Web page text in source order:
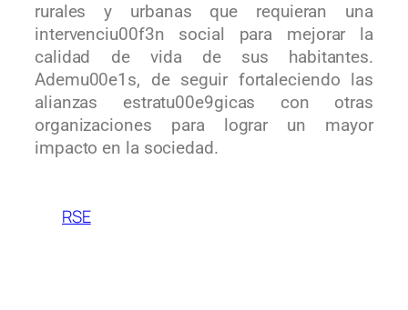
rurales y urbanas que requieran una
intervenciu00f3n social para mejorar la
calidad de vida de sus habitantes.
Ademu00e1s, de seguir fortaleciendo las
alianzas estratu00e9gicas con otras
organizaciones para lograr un mayor
impacto en la sociedad.
RSE